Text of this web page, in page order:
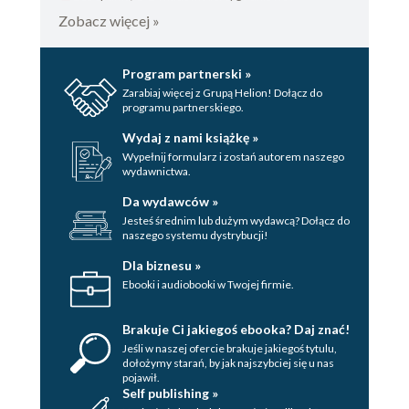
Wejście cyfrowe:
odczytywanie stanu
przycisku
Projekt: lampa włączana według
harmonogramu cron
Podłączanie lampy
Harmonogram poleceń w
Więcej na temat programu
Dodatkowe informacje
7 Programowanie wejść i wyjść w języku Python
Instalowanie
Testowanie GPIO w Pythonie
Zobacz więcej »
Program partnerski »
Zarabiaj więcej z Grupą Helion! Dołącz do
programu partnerskiego.
Wydaj z nami książkę »
Wypełnij formularz i zostań autorem naszego
wydawnictwa.
Da wydawców »
Jesteś średnim lub dużym wydawcą? Dołącz do
naszego systemu dystrybucji!
Dla biznesu »
Ebooki i audiobooki w Twojej firmie.
Brakuje Ci jakiegoś ebooka? Daj znać!
Jeśli w naszej ofercie brakuje jakiegoś tytulu,
dołożymy starań, by jak najszybciej się u nas
pojawił.
Self publishing »